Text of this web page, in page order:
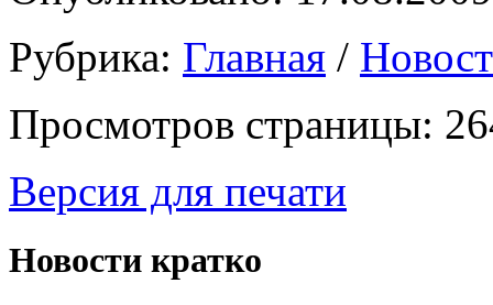
Рубрика: Главная /
Просмотров страницы:
Версия для печати
Новости кратко